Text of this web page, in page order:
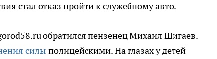
стал отказ пройти к служебному авто.
обратился пензенец Михаил Шигаев.
силы полицейскими. На глазах у детей